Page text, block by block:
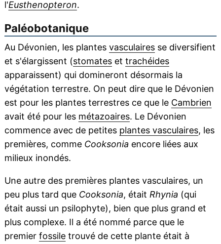
l'Eusthenopteron.
Paléobotanique
Au Dévonien, les plantes vasculairesse diversifient
et s'élargissent (stomateset trachéides
apparaissent) qui domineront désormais la
végétation terrestre. On peut dire que le Dévonien
est pour les plantes terrestres ce que le Cambrien
avait été pour les métazoaires. Le Dévonien
commence avec de petites plantes vasculaires, les
premières, comme Cooksonia encore liées aux
milieux inondés.
Une autre des premières plantes vasculaires, un
peu plus tard que Cooksonia, était Rhynia (qui
était aussi un psilophyte), bien que plus grand et
plus complexe. Il a été nommé parce que le
premier fossiletrouvé de cette plante était à